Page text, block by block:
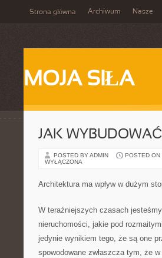
Strona główna Archiwum Nasze
MOJA SIŁA
JAK
POSTED BY ADMIN POSTED
WYŁĄCZONA
Architektura ma wpływ w dużym
W teraźniejszych czasach
nieruchomości, jakie pod
jedynie wynikiem tego, że są one
spowodowane zwłaszcza tym, że